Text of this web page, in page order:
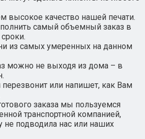
высокое качество нашей печати.
самый объемный заказ в
из самых умеренных на данном
можно не выходя из дома – в
или напишет, как Вам
заказа мы пользуемся
транспортной компанией,
не подводила нас или наших